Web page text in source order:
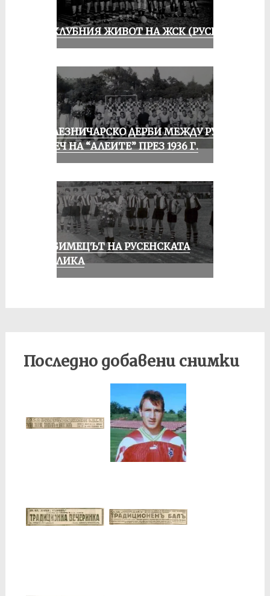
ИЗ КЛУБНИЯ ЖИВОТ НА ЖСК (РУСЕ)
ЖЕЛЕЗНИЧАРСКО ДЕРБИ МЕЖДУ РУСЕ
И ПЕЧ НА “АЛЕИТЕ” ПРЕЗ 1936 Г.
ЛЮБИМЕЦЪТ НА РУСЕНСКАТА
ПУБЛИКА
Последно добавени снимки